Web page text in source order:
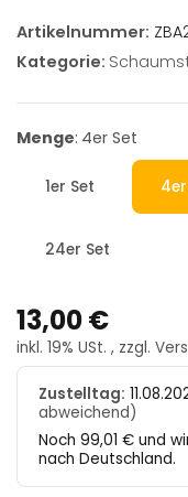
Artikelnummer:
Kategorie:
Menge 4er Set
1er Set
1er Set
24er Set
24er Set
13,00 €
inkl. 19% USt. , zzgl.
Zustelltag:
abweichend)
Noch 99,01 € und
nach Deutschland.